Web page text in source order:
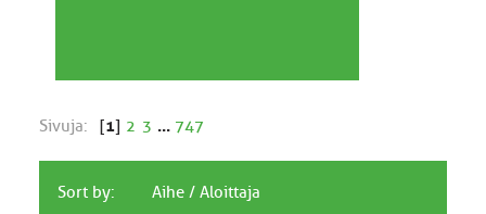
Sivuja: [1] 2 3 ... 747
Sort by: Aihe/ Aloittaja